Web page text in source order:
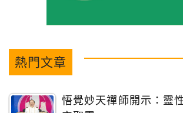
熱門文章
悟覺妙天禪師開示：靈